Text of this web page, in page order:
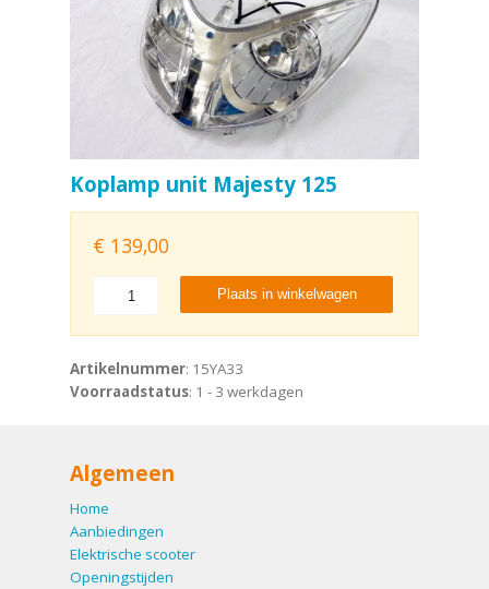
Koplamp unit Majesty 125
€ 139,00
Plaats in winkelwagen
Artikelnummer: 15YA33
Voorraadstatus: 1 - 3 werkdagen
Algemeen
Home
Aanbiedingen
Elektrische scooter
Openingstijden